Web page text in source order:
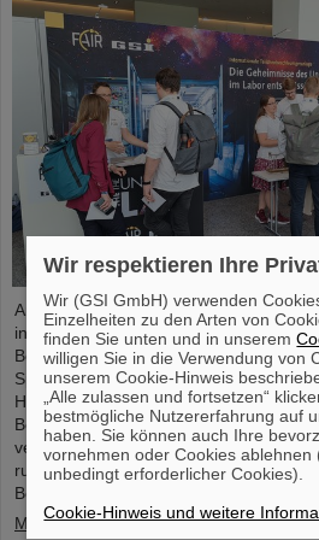
Am Freitag, den 3. Oktober, lädt die
in Berlin von 11:00 bis 18:00 Uhr zum
Besucher*innen erwartet ein
Spitzenforschung und
Helmholtzzentrum für
Beschleunigerzentrum FAIR sind mit
vertreten und bieten spannende
rund um das Forschungszentrum in
Besucher*innen…
Mehr »
Wir respektieren Ihre
Wir (GSI GmbH) verwenden
Einzelheiten zu den Arten von
finden Sie unten und in unserem
willigen Sie in die Verwendung von
unserem Cookie-Hinweis
„Alle zulassen und fortsetzen“
bestmögliche Nutzererfahrung auf
haben. Sie können auch Ihre
vornehmen oder Cookies ablehnen
unbedingt erforderlicher Cookies).
Cookie-Hinweis und weitere